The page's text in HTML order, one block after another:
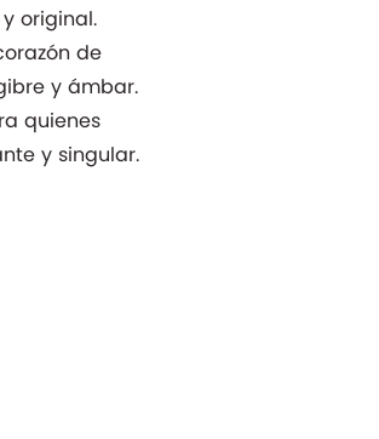
original.
de
y ámbar.
quienes
y singular.